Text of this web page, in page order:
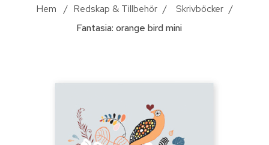
Hem / Redskap & Tillbehör / Skrivböcker /
Fantasia: orange bird mini